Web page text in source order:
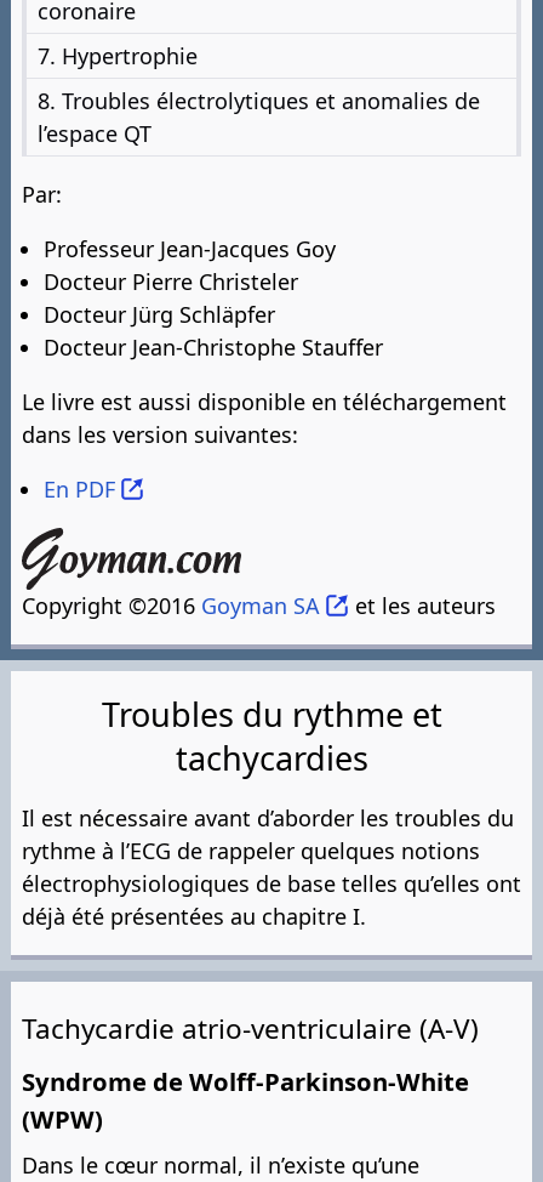
coronaire
7. Hypertrophie
8. Troubles électrolytiques et anomalies de
l’espace QT
Par:
Professeur Jean-Jacques Goy
Docteur Pierre Christeler
Docteur Jürg Schläpfer
Docteur Jean-Christophe Stauffer
Le livre est aussi disponible en téléchargement
dans les version suivantes:
En PDF
Copyright ©2016 Goyman SA et les auteurs
Troubles du rythme et
tachycardies
Il est nécessaire avant d’aborder les troubles du
rythme à l’ECG de rappeler quelques notions
électrophysiologiques de base telles qu’elles ont
déjà été présentées au chapitre I.
Tachycardie atrio-ventriculaire (A-V)
Syndrome de Wolff-Parkinson-White
(WPW)
Dans le cœur normal, il n’existe qu’une